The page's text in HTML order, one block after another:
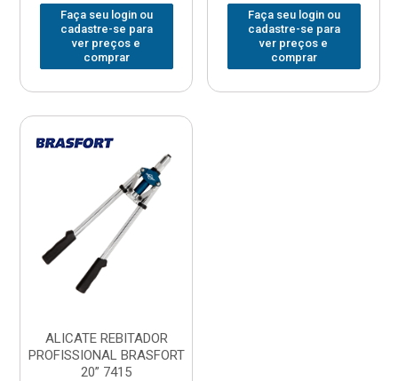
Faça seu login ou
cadastre-se para
ver preços e
comprar
Faça seu login ou
cadastre-se para
ver preços e
comprar
ALICATE REBITADOR
PROFISSIONAL BRASFORT
20” 7415